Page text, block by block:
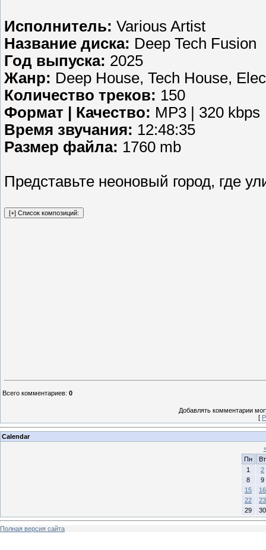
Исполнитель: Various Artist
Название диска: Deep Tech Fusion
Год выпуска: 2025
Жанр: Deep House, Tech House,
Количество треков: 150
Формат | Качество: MP3 | 320 kbps
Время звучания: 12:48:35
Размер файла: 1760 mb
Представьте неоновый город, где
Всего комментариев: 0
Добавлять комментарии
[
Calendar
Пн
Вт
1
2
8
9
15
16
22
23
29
30
Полная версия сайта